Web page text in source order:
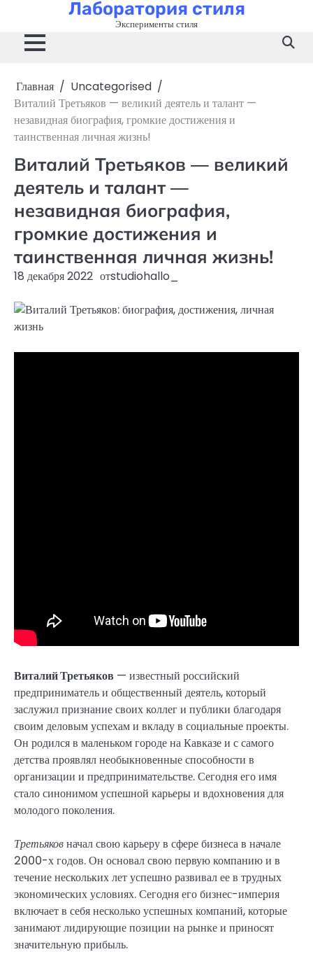
содержимому
Лаборатория стиля
Эксперименты стиля
Главная
Uncategorised
Виталий Третьяков — великий деятель и талант —
незавидная биография, громкие достижения и
таинственная личная жизнь!
Виталий Третьяков — великий
деятель и талант —
незавидная биография,
громкие достижения и
таинственная личная жизнь!
18 декабря 2022 отstudiohallo_
Виталий Третьяков — известный российский
предприниматель и общественный деятель, который
заслужил признание своих коллег и публики благодаря
своим деловым успехам и вкладу в социальные проекты.
Он родился в маленьком городе на Кавказе и с самого
детства проявлял необыкновенные способности в
организации и предпринимательстве. Сегодня его имя
стало синонимом успешной карьеры и вдохновения для
молодого поколения.
Третьяковначал свою карьеру в сфере бизнеса в начале
2000-х годов. Он основал свою первую компанию и в
течение нескольких лет успешно развивал ее в трудных
экономических условиях. Сегодня его бизнес-империя
включает в себя несколько успешных компаний, которые
занимают лидирующие позиции на рынке и приносят
значительную прибыль.